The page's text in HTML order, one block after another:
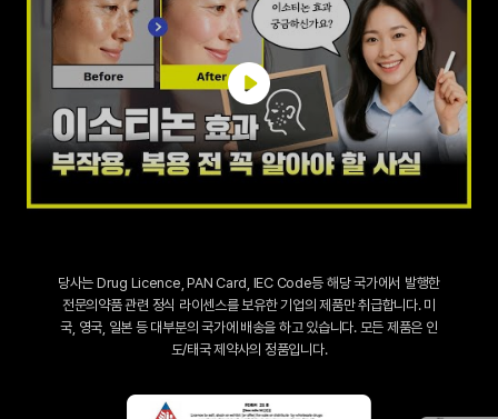
당사는 Drug Licence, PAN Card, IEC Code등 해당 국가에서 발행한
전문의약품 관련 정식 라이센스를 보유한 기업의 제품만 취급합니다. 미
국, 영국, 일본 등 대부분의 국가에 배송을 하고 있습니다. 모든 제품은 인
도/태국 제약사의 정품입니다.